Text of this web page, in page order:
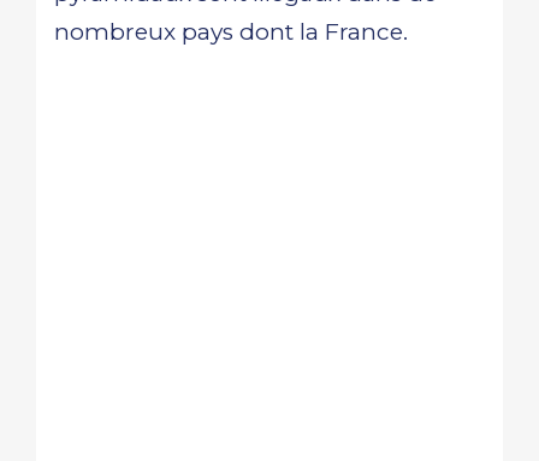
nombreux pays dont la France.